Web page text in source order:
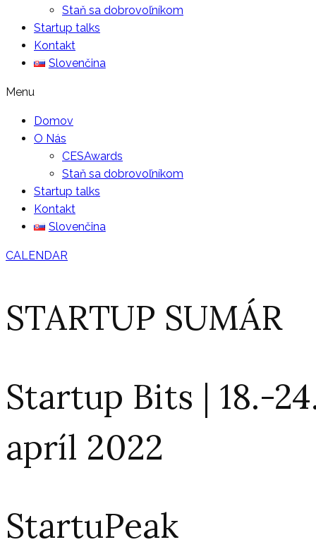
Staň sa dobrovoľníkom
Startup talks
Kontakt
Slovenčina
Menu
Domov
O Nás
CESAwards
Staň sa dobrovoľníkom
Startup talks
Kontakt
Slovenčina
CALENDAR
STARTUP SUMÁR
Startup Bits | 18.-
apríl 2022
StartuPeak